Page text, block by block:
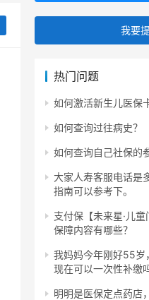
我要
热门问题
如何激活新生儿医保
如何查询过往病史？
如何查询自己社保的
大家人寿客服电话是
指南可以参考下。
支付保【未来星·儿童
保障内容有哪些？
我妈妈今年刚好55岁
现在可以一次性补缴
明明是医保定点药店